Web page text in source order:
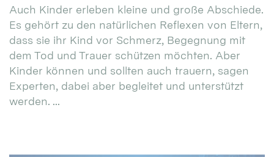
Auch Kinder erleben kleine und große Abschiede.
Es gehört zu den natürlichen Reflexen von Eltern,
dass sie ihr Kind vor Schmerz, Begegnung mit
dem Tod und Trauer schützen möchten. Aber
Kinder können und sollten auch trauern, sagen
Experten, dabei aber begleitet und unterstützt
werden. ...